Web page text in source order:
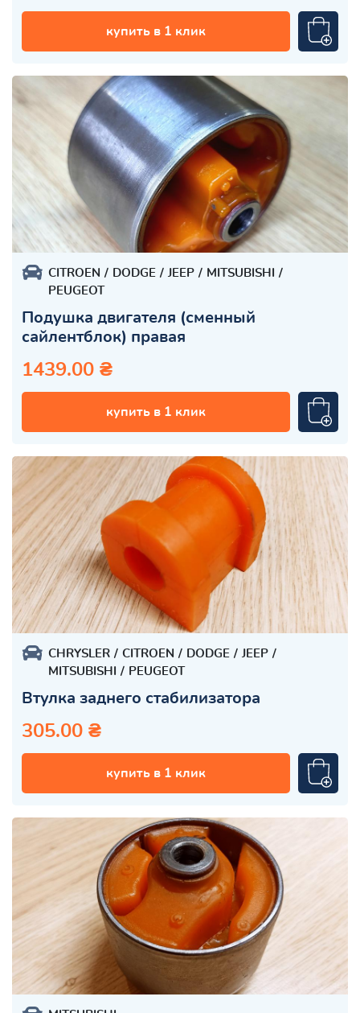
купить в 1 клик
CITROEN DODGE JEEP
MITSUBISHI
PEUGEOT
Подушка двигателя (сменный
сайлентблок) правая
1439.00 ₴
купить в 1 клик
CHRYSLER CITROEN DODGE
JEEP
MITSUBISHI
PEUGEOT
Втулка заднего стабилизатора
305.00 ₴
купить в 1 клик